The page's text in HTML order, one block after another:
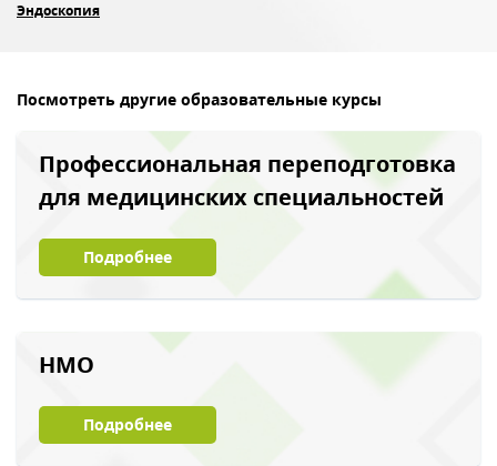
Эндоскопия
Посмотреть другие образовательные курсы
Профессиональная переподготовка
для медицинских специальностей
Подробнее
НМО
Подробнее